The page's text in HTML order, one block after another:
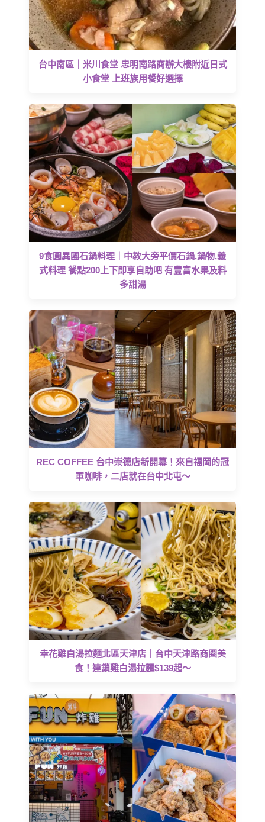
台中南區｜米川食堂 忠明南路商辦大樓附近日式
小食堂 上班族用餐好選擇
9食圓異國石鍋料理｜中教大旁平價石鍋,鍋物,義
式料理 餐點200上下即享自助吧 有豐富水果及料
多甜湯
REC COFFEE 台中崇德店新開幕！來自福岡的冠
軍咖啡，二店就在台中北屯～
幸花雞白湯拉麵北區天津店｜台中天津路商圈美
食！連鎖雞白湯拉麵$139起～